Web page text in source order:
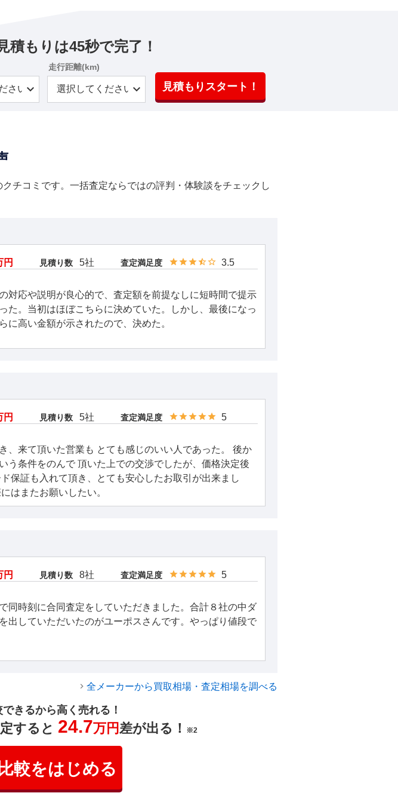
積もりは45秒で完了！
走行距離(km)
見積もりスタート！
チコミです。一括査定ならではの評判・体験談をチェックし
円 見積り数 5社 査定満足度 3.5
対応や説明が良心的で、査定額を前提なしに短時間で提示
た。当初はほぼこちらに決めていた。しかし、最後になっ
に高い金額が示されたので、決めた。
円 見積り数 5社 査定満足度 5
、来て頂いた営業も とても感じのいい人であった。 後か
う条件をのんで 頂いた上での交渉でしたが、価格決定後
保証も入れて頂き、とても安心したお取引が出来まし
はまたお願いしたい。
円 見積り数 8社 査定満足度 5
同時刻に合同査定をしていただきました。合計８社の中ダ
出していただいたのがユーポスさんです。やっぱり値段で
全メーカーから買取相場・査定相場を調べる
きるから高く売れる！
すると 24.7万円差が出る！ ※2
較をはじめる